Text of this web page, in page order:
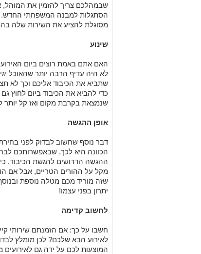
שבמהלכם צריך להזמין את המוהל,
הסתגלות למבנה המשפחתי החדש.
מסוגלת להציע את השירות שלה
שינוע
האם אתם באמת רוצים ביום
לא היה עדיף הרבה יותר שהאוכל
שתביא את הכיבוד אליכם וכך לא
כדי להביא את הכיבוד ביום לחוץ
שנמצאת בקרבת מקום ואז קל יותר
אופן ההגשה
דבר נוסף שחשוב לבדוק לפני
הכוונה היא לכך, שבאפשרותכם
ההגשה הדרושים להגשת הכיבוד.
מקל על ההורים הטריים, אבל אם
שזה מוריד מכם מטלה נוספת
יתרון בפני עצמו!
לחשוב קדימה
חשבו על כך: אם הזמנתם שירותי
לאירוע הבא שלכם? לכן מומלץ
המוצעות לכם על ידה גם לאירועים